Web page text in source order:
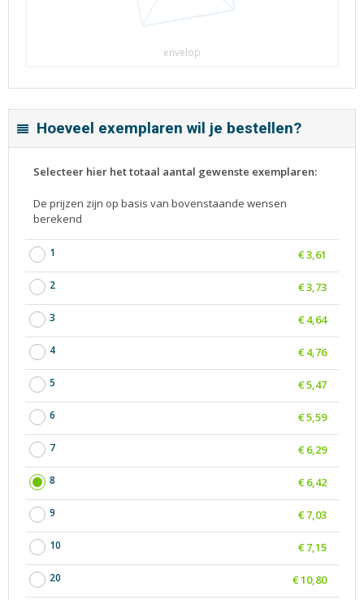
envelop
Hoeveel exemplaren wil je bestellen?
Selecteer hier het totaal aantal gewenste exemplaren:
De prijzen zijn op basis van bovenstaande wensen
berekend
1
2
3
4
5
6
7
8
9
10
20
€ 3,61
€ 3,73
€ 4,64
€ 4,76
€ 5,47
€ 5,59
€ 6,29
€ 6,42
€ 7,03
€ 7,15
€ 10,80